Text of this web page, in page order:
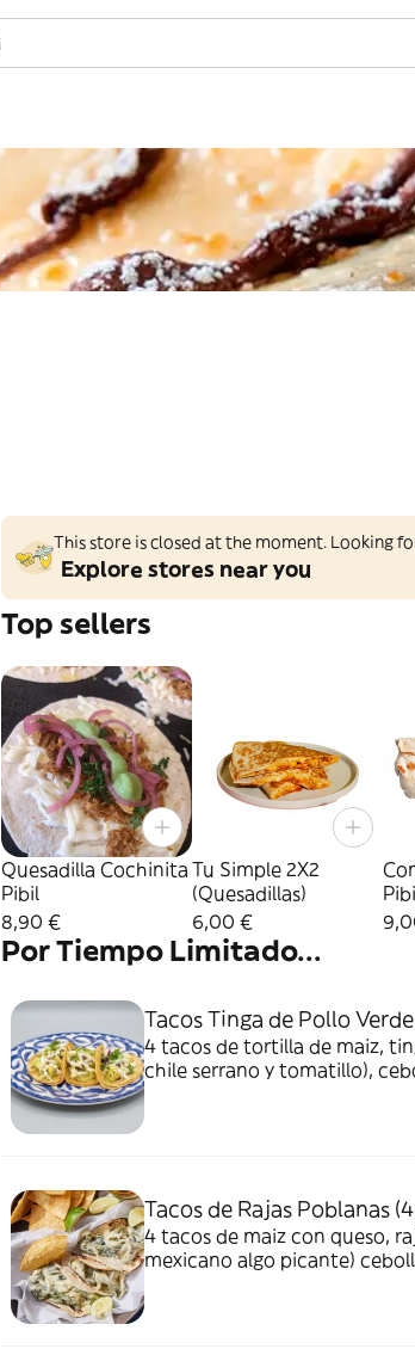
This store is closed at the moment. Looking
Explore stores near you
Top sellers
Quesadilla Cochinita
Pibil
8,90 €
Tu Simple 2X2
(Quesadillas)
6,00 €
Por Tiempo Limitado...
Tacos Tinga de Pollo
4 tacos de tortilla de maiz,
chile serrano y tomatillo),
Tacos de Rajas Poblanas
4 tacos de maiz con queso,
mexicano algo picante)